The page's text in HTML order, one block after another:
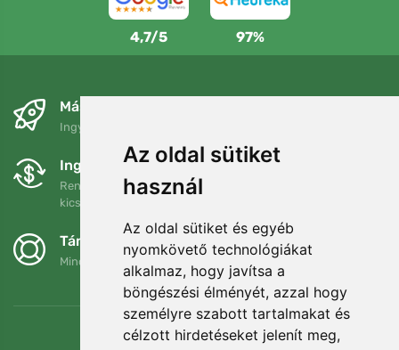
Az oldal sütiket
használ
Az oldal sütiket és egyéb
nyomkövető technológiákat
alkalmaz, hogy javítsa a
böngészési élményét, azzal hogy
személyre szabott tartalmakat és
célzott hirdetéseket jelenít meg,
4,7/5 97%
Másnapra és ingyenesen
Ingyenes szállítás a következő összeg felett: 80 EUR
Ingyenes csere és visszaküldés
Rendelését 90 napon belül bármikor visszaküldheti vagy
kicserélheti.
Támogatjuk a Trees.org-ot
Minden megrendelésért ültetünk egy fát! Bővebben